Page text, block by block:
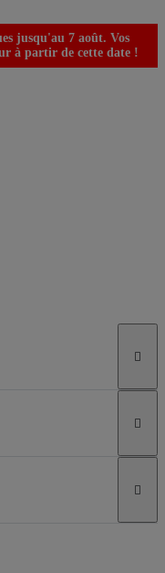
jusqu'au 7 août. Vos
à partir de cette date !


